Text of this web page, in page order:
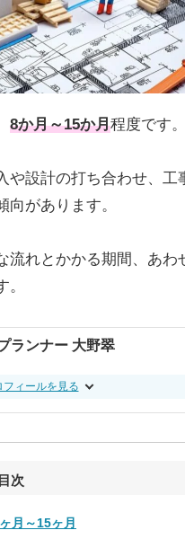
8か月～15か月程度です。
や設計の打ち合わせ、工
があります。
流れとかかる期間、あわ
ランナー 大野翠
フィールを見る
目次
月～15ヶ月